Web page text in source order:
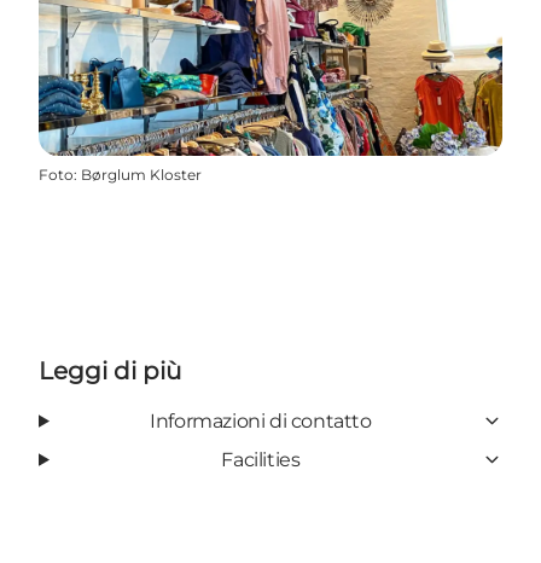
Foto: Børglum Kloster
Leggi di più
Informazioni di contatto
Facilities